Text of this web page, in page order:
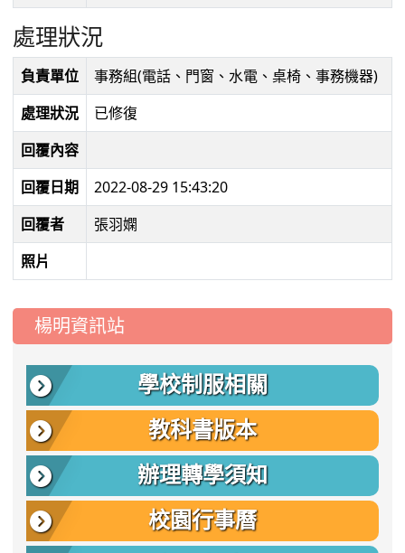
處理狀況
負責單位
事務組(電話、門窗、水電、桌椅、事務機器)
處理狀況
已修復
回覆內容
回覆日期
2022-08-29 15:43:20
回覆者
張羽嫻
照片
::: 楊明資訊站
學校制服相關
教科書版本
辦理轉學須知
校園行事曆